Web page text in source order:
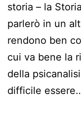
storia – la
parlerò in un
rendono ben
cui va bene la
della
difficile